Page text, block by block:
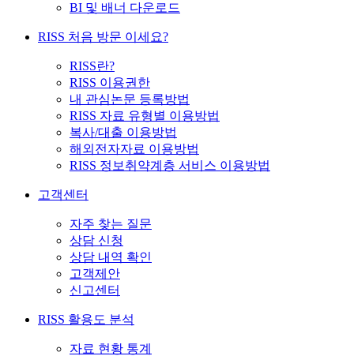
BI 및 배너 다운로드
RISS 처음 방문 이세요?
RISS란?
RISS 이용권한
내 관심논문 등록방법
RISS 자료 유형별 이용방법
복사/대출 이용방법
해외전자자료 이용방법
RISS 정보취약계층 서비스 이용방법
고객센터
자주 찾는 질문
상담 신청
상담 내역 확인
고객제안
신고센터
RISS 활용도 분석
자료 현황 통계